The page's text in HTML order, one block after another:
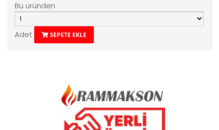
Bu üründen
Adet SEPETE EKLE